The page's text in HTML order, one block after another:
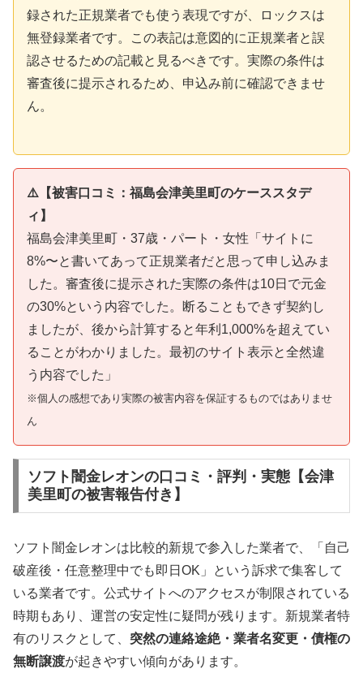
録された正規業者でも使う表現ですが、ロックスは
無登録業者です。この表記は意図的に正規業者と誤
認させるための記載と見るべきです。実際の条件は
審査後に提示されるため、申込み前に確認できませ
ん。
⚠️【被害口コミ：福島会津美里町のケーススタデ
ィ】
福島会津美里町・37歳・パート・女性「サイトに
8%〜と書いてあって正規業者だと思って申し込みま
した。審査後に提示された実際の条件は10日で元金
の30%という内容でした。断ることもできず契約し
ましたが、後から計算すると年利1,000%を超えてい
ることがわかりました。最初のサイト表示と全然違
う内容でした」
※個人の感想であり実際の被害内容を保証するものではありませ
ん
ソフト闇金レオンの口コミ・評判・実態【会津
美里町の被害報告付き】
ソフト闇金レオンは比較的新規で参入した業者で、「自己
破産後・任意整理中でも即日OK」という訴求で集客して
いる業者です。公式サイトへのアクセスが制限されている
時期もあり、運営の安定性に疑問が残ります。新規業者特
有のリスクとして、 突然の連絡途絶・業者名変更・債権の
無断譲渡が起きやすい傾向があります。